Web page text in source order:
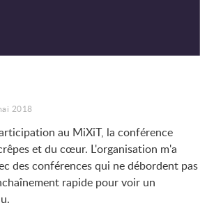
2018
au MiXiT, la conférence
et du cœur. L'organisation m'a
des conférences qui ne débordent pas
rapide pour voir un